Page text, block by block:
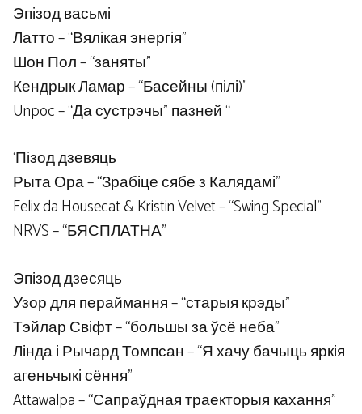
Эпізод васьмі
Латто – “Вялікая энергія”
Шон Пол – “заняты”
Кендрык Ламар – “Басейны (пілі)”
Unpoc – “Да сустрэчы” пазней “
‘Пізод дзевяць
Рыта Ора – “Зрабіце сябе з Калядамі”
Felix da Housecat & Kristin Velvet – “Swing Special”
NRVS – “БЯСПЛАТНА”
Эпізод дзесяць
Узор для пераймання – “старыя крэды”
Тэйлар Свіфт – “большы за ўсё неба”
Лінда і Рычард Томпсан – “Я хачу бачыць яркія
агеньчыкі сёння”
Attawalpa – “Сапраўдная траекторыя кахання”